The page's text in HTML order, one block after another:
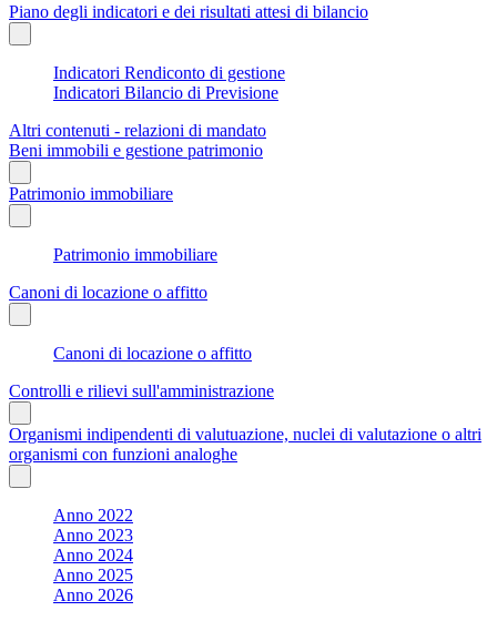
Piano degli indicatori e dei risultati attesi di bilancio
Indicatori Rendiconto di gestione
Indicatori Bilancio di Previsione
Altri contenuti - relazioni di mandato
Beni immobili e gestione patrimonio
Patrimonio immobiliare
Patrimonio immobiliare
Canoni di locazione o affitto
Canoni di locazione o affitto
Controlli e rilievi sull'amministrazione
Organismi indipendenti di valutuazione, nuclei di valutazione o altri
organismi con funzioni analoghe
Anno 2022
Anno 2023
Anno 2024
Anno 2025
Anno 2026